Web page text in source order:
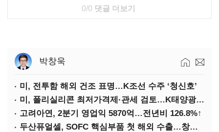
0/0 댓글 더보기
박창욱
미, 전투함 해외 건조 표명…K조선 수주 ‘청신호’
미, 폴리실리콘 최저가격제·관세 검토…K태양광 입지 확대 기대
고려아연, 2분기 영업익 5870억…전년비 126.8%↑
두산퓨얼셀, SOFC 핵심부품 첫 해외 수출…창사 이래 최대 규모